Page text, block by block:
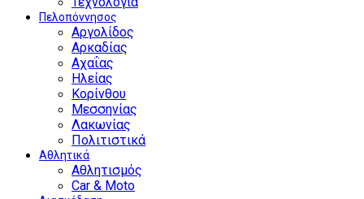
Πελοπόννησος
Αργολίδος
Αρκαδίας
Αχαΐας
Ηλείας
Κορίνθου
Μεσσηνίας
Λακωνίας
Πολιτιστικά
Αθλητικά
Αθλητισμός
Car & Moto